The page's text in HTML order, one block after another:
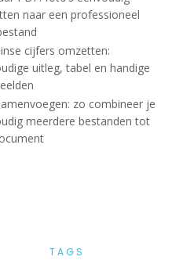
naar een professioneel
cijfers omzetten:
uitleg, tabel en handige
zo combineer je
meerdere bestanden tot
TAGS